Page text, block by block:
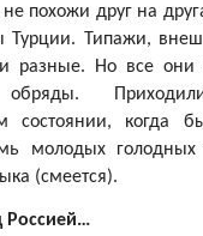
похожи друг на
Турции. Типажи,
разные. Но все они
обряды.
состоянии, когда
молодых
(смеется).
Россией…